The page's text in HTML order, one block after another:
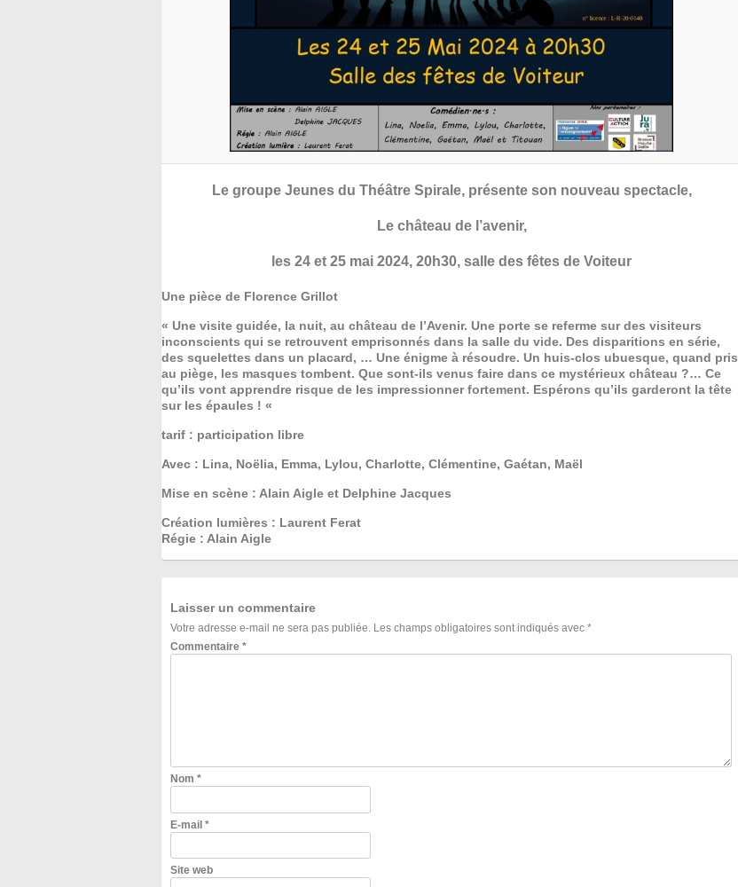
Le groupe Jeunes du Théâtre Spirale, présente son nouveau spectacle,
Le château de l’avenir,
les 24 et 25 mai 2024, 20h30, salle des fêtes de Voiteur
Une pièce de Florence Grillot
« Une visite guidée, la nuit, au château de l’Avenir. Une porte se referme sur des visiteurs
inconscients qui se retrouvent emprisonnés dans la salle du vide. Des disparitions en série,
des squelettes dans un placard, … Une énigme à résoudre. Un huis-clos ubuesque, quand pris
au piège, les masques tombent. Que sont-ils venus faire dans ce mystérieux château ?… Ce
qu’ils vont apprendre risque de les impressionner fortement. Espérons qu’ils garderont la tête
sur les épaules ! «
tarif : participation libre
Avec : Lina, Noëlia, Emma, Lylou, Charlotte, Clémentine, Gaétan, Maël
Mise en scène : Alain Aigle et Delphine Jacques
Création lumières : Laurent Ferat
Régie : Alain Aigle
Laisser un commentaire
Votre adresse e-mail ne sera pas publiée. Les champs obligatoires sont indiqués avec *
Commentaire *
Nom *
E-mail *
Site web